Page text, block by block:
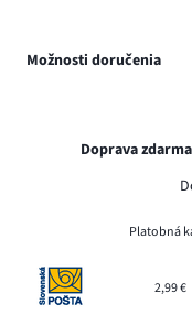
Možnosti doručenia
Doprava zdarma
Platobná
2,99 €